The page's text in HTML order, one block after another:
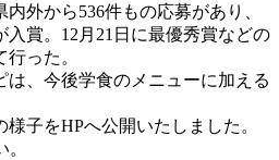
外から536件もの応募があり、
入賞。12月21日に最優秀賞などの
った。
、今後学食のメニューに加える
子をHPへ公開いたしました。